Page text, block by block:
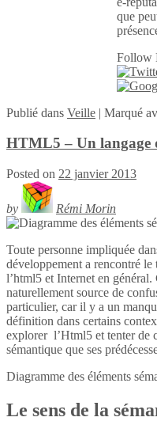
que
Follow
Publié dans Veille | Marqué
HTML5 – Un langage
Posted on 22 janvier 2013
by Rémi Morin
Toute personne impliquée
développement a rencontré le
l’html5 et Internet en
naturellement source de
particulier, car il y a un
définition dans certains
explorer l’Html5 et tenter de
sémantique que ses
Diagramme des éléments
Le sens de la